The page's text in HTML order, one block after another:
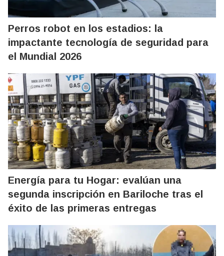
Perros robot en los estadios: la
impactante tecnología de seguridad para
el Mundial 2026
Energía para tu Hogar: evalúan una
segunda inscripción en Bariloche tras el
éxito de las primeras entregas